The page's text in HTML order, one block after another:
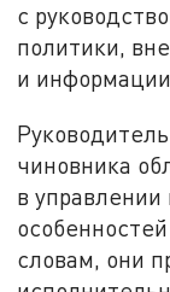
с
политики,
и
чиновника
в
словам, они